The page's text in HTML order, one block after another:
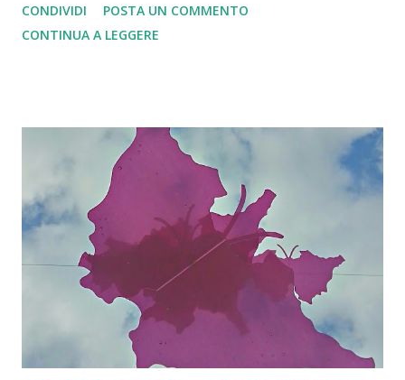
la storia ai nuovi percorsi della libertà... La Storia è
cambiata? Si, negare e minimizzare è da sciocchi, è un
le donne di Berlino erano un po’ tutti noi, eravamo anche
noi nelle loro mani, eravamo anche noi nei loro sorrisi, nei
loro abbracci e nelle loro speranze... Ma la storia è lenta a
cambiare, spesso svolta male, spesso tenta di tornare
indietro... Ecco perché dobbiamo fare memoria dei
significati più profondi della caduta del Muro di Berlino.
Ecco perché dobbiamo alimentare una memoria co...
CONDIVIDI
POSTA UN COMMENTO
CONTINUA A LEGGERE